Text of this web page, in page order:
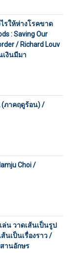
รให้ห่างโรคขาด
: Saving Our
/ Richard Louv
งินมีมา
(ภาคฤดูร้อน) /
Choi /
น วาดเส้นเป็นรูป
นเป็นเรื่องราว /
สานอักษร